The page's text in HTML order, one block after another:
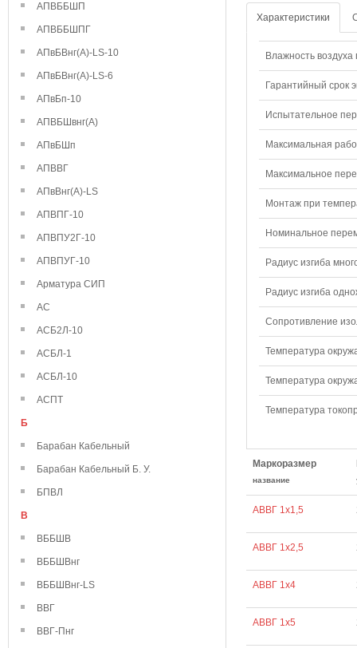
АПВББШП
АПВББШПГ
АПвБВнг(А)-LS-10
АПвБВнг(А)-LS-6
АПвБп-10
АПВБШвнг(А)
АПвБШп
АПВВГ
АПвВнг(А)-LS
АПВПГ-10
АПВПУ2Г-10
АПВПУГ-10
Арматура СИП
АС
АСБ2Л-10
АСБЛ-1
АСБЛ-10
АСПТ
Б
Барабан Кабельный
Барабан Кабельный Б. У.
БПВЛ
В
ВББШВ
ВББШВнг
ВББШВнг-LS
ВВГ
ВВГ-Пнг
Характеристики
Влажность воздуха
Гарантийный срок
Испытательное
Максимальная
Максимальное
Монтаж при
Номинальное
Радиус изгиба
Радиус изгиба
Сопротивление
Температура
Температура
Температура
Маркоразмер
название
АВВГ 1х1,5
АВВГ 1х2,5
АВВГ 1х4
АВВГ 1х5